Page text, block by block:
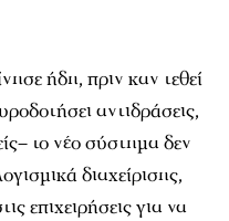
ήδη, πριν καν τεθεί
αντιδράσεις,
το νέο σύστημα δεν
διαχείρισης,
επιχειρήσεις για να